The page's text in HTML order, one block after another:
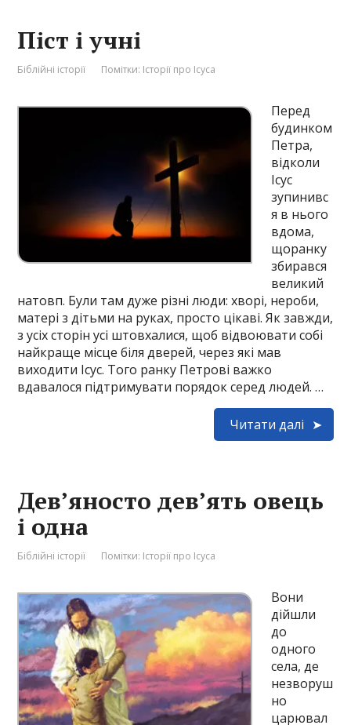
Піст і учні
Біблійні історії Помітки: Історії про Ісуса
Перед
будинком
Петра,
відколи
Ісус
зупинивс
я в нього
вдома,
щоранку
збирався
великий
натовп. Були там дуже різні люди: хворі, нероби,
матері з дітьми на руках, просто цікаві. Як завжди,
з усіх сторін усі штовхалися, щоб відвоювати собі
найкраще місце біля дверей, через які мав
виходити Ісус. Того ранку Петрові важко
вдавалося підтримувати порядок серед людей. …
Читати далі
Дев’яносто дев’ять овець
і одна
Біблійні історії Помітки: Історії про Ісуса
Вони
дійшли
до
одного
села, де
незворуш
но
царювал